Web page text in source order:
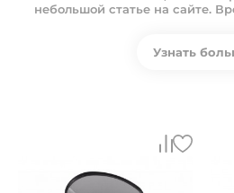
небольшой статье на сайте.
Узнать